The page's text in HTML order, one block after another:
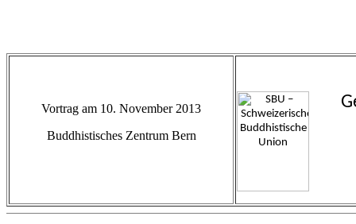
Vortrag am 10. November 2013
Buddhistisches Zentrum Bern